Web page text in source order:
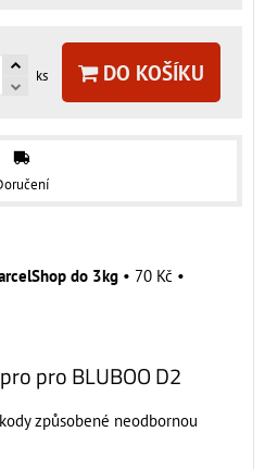
ks DO KOŠÍKU
do 3kg • 70 Kč •
pro BLUBOO D2
způsobené neodbornou